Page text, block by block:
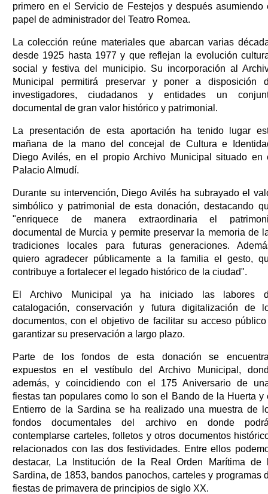
primero en el Servicio de Festejos y después asumiendo
papel de administrador del Teatro Romea.
La colección reúne materiales que abarcan varias
desde 1925 hasta 1977 y que reflejan la evolución
social y festiva del municipio. Su incorporación al
Municipal permitirá preservar y poner a disposición
investigadores, ciudadanos y entidades un
documental de gran valor histórico y patrimonial.
La presentación de esta aportación ha tenido lugar
mañana de la mano del concejal de Cultura e
Diego Avilés, en el propio Archivo Municipal situado en
Palacio Almudí.
Durante su intervención, Diego Avilés ha subrayado el
simbólico y patrimonial de esta donación, destacando
"enriquece de manera extraordinaria el
documental de Murcia y permite preservar la memoria de
tradiciones locales para futuras generaciones.
quiero agradecer públicamente a la familia el gesto,
contribuye a fortalecer el legado histórico de la ciudad".
El Archivo Municipal ya ha iniciado las labores
catalogación, conservación y futura digitalización de
documentos, con el objetivo de facilitar su acceso
garantizar su preservación a largo plazo.
Parte de los fondos de esta donación se
expuestos en el vestíbulo del Archivo Municipal,
además, y coincidiendo con el 175 Aniversario de
fiestas tan populares como lo son el Bando de la Huerta y
Entierro de la Sardina se ha realizado una muestra de
fondos documentales del archivo en donde
contemplarse carteles, folletos y otros documentos
relacionados con las dos festividades. Entre ellos
destacar, La Institución de la Real Orden Marítima de
Sardina, de 1853, bandos panochos, carteles y programas
fiestas de primavera de principios de siglo XX.